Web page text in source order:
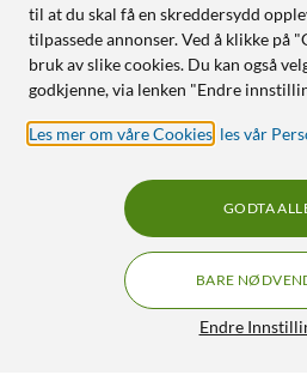
til at du skal få en skreddersydd
tilpassede annonser. Ved å klikke på
bruk av slike cookies. Du kan også
godkjenne, via lenken "Endre
Les mer om våre Cookies les vår
Endre
BARE
GODTA